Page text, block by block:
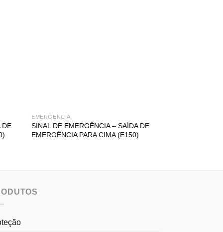
DE
EMERGÊNCIA
SINAL DE EMERGÊNCIA – SAÍDA DE
EMERGÊNCIA PARA CIMA (E150)